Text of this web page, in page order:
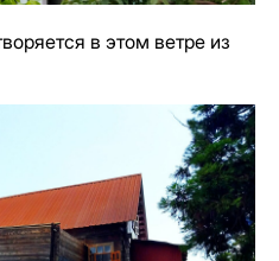
в этом ветре из